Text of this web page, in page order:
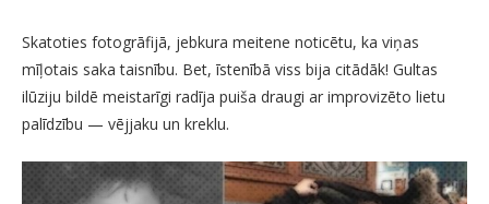
Skatoties fotogrāfijā, jebkura meitene noticētu, ka viņas
mīļotais saka taisnību. Bet, īstenībā viss bija citādāk! Gultas
ilūziju bildē meistarīgi radīja puiša draugi ar improvizēto lietu
palīdzību — vējjaku un kreklu.